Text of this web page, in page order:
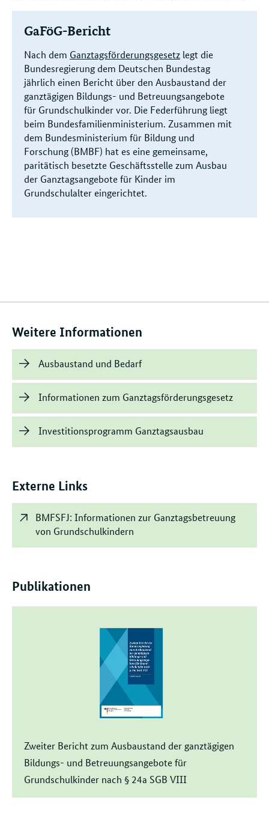
GaFöG-Bericht
Nach dem Ganztagsförderungsgesetz legt die
Bundesregierung dem Deutschen Bundestag
jährlich einen Bericht über den Ausbaustand der
ganztägigen Bildungs- und Betreuungsangebote
für Grundschulkinder vor. Die Federführung liegt
beim Bundesfamilienministerium. Zusammen mit
dem Bundesministerium für Bildung und
Forschung (BMBF) hat es eine gemeinsame,
paritätisch besetzte Geschäftsstelle zum Ausbau
der Ganztagsangebote für Kinder im
Grundschulalter eingerichtet.
Weitere Informationen
Ausbaustand und Bedarf
Informationen zum Ganztagsförderungsgesetz
Investitionsprogramm Ganztagsausbau
Externe Links
BMFSFJ: Informationen zur Ganztagsbetreuung
von Grundschulkindern
Publikationen
Zweiter Bericht zum Ausbaustand der ganztägigen
Bildungs- und Betreuungsangebote für
Grundschulkinder nach § 24a SGB VIII